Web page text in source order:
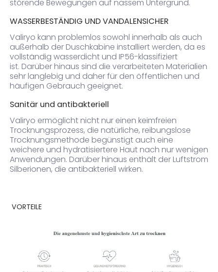
störende Bewegungen auf nassem Untergrund.
WASSERBESTÄNDIG UND VANDALENSICHER
Valiryo kann problemlos sowohl innerhalb als auch
außerhalb der Duschkabine installiert werden, da es
vollständig wasserdicht und IP56-klassifiziert
ist. Darüber hinaus sind die verarbeiteten Materialien
sehr langlebig und daher für den öffentlichen und
häufigen Gebrauch geeignet.
Sanitär und antibakteriell
Valiryo ermöglicht nicht nur einen keimfreien
Trocknungsprozess, die natürliche, reibungslose
Trocknungsmethode begünstigt auch eine
weichere und hydratisiertere Haut nach nur wenigen
Anwendungen. Darüber hinaus enthält der Luftstrom
Silberionen, die antibakteriell wirken.
VORTEILE